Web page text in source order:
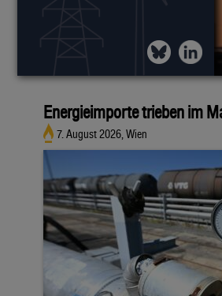
Energieimporte trieben im
7. August 2026, Wien